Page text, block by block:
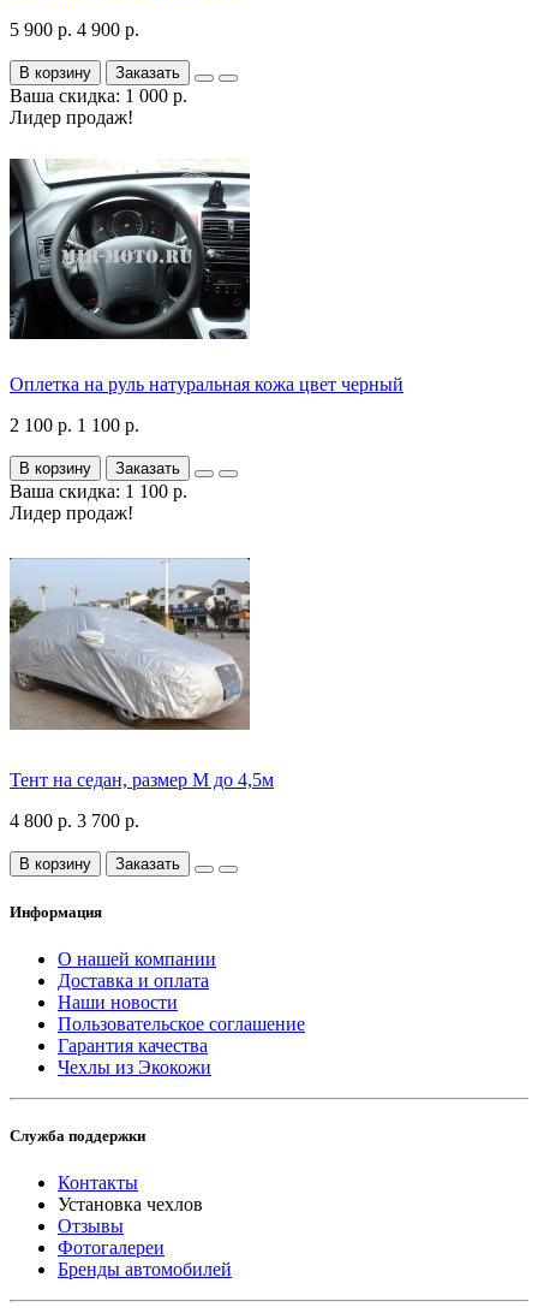
5 900 р. 4 900 р.
В корзину Заказать
Ваша скидка: 1 000 р.
Лидер продаж!
Оплетка на руль натуральная кожа цвет черный
2 100 р. 1 100 р.
В корзину Заказать
Ваша скидка: 1 100 р.
Лидер продаж!
Тент на седан, размер М до 4,5м
4 800 р. 3 700 р.
В корзину Заказать
Информация
О нашей компании
Доставка и оплата
Наши новости
Пользовательское соглашение
Гарантия качества
Чехлы из Экокожи
Служба поддержки
Контакты
Установка чехлов
Отзывы
Фотогалереи
Бренды автомобилей